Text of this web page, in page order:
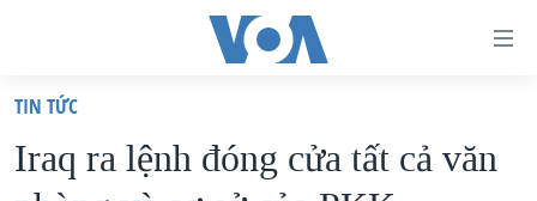
truy
cậpVIỆT NAM
TIN TỨC
Iraq ra lệnh đóng cửa tất cả văn